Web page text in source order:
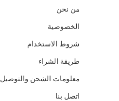
من نحن
الخصوصية
شروط الاستخدام
طريقة الشراء
معلومات الشحن والتوصيل
اتصل بنا